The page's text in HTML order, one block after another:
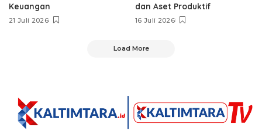
Keuangan
21 Juli 2026
dan Aset Produktif ‎
16 Juli 2026
Load More